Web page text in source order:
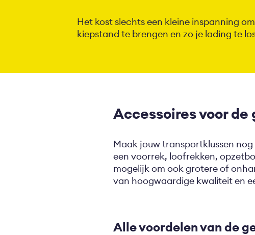
Het kost slechts een kleine inspanning
kiepstand te brengen en zo je lading te
Accessoires voor
Maak jouw transportklussen
een voorrek, loofrekken,
mogelijk om ook grotere of
van hoogwaardige kwaliteit en
Alle voordelen van de